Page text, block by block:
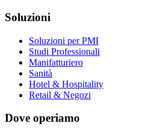
Soluzioni
Soluzioni per PMI
Studi Professionali
Manifatturiero
Sanità
Hotel & Hospitality
Retail & Negozi
Dove operiamo